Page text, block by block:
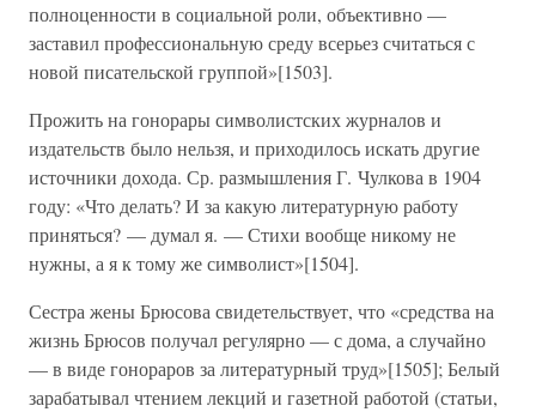
полноценности в социальной роли, объективно —
заставил профессиональную среду всерьез считаться с
новой писательской группой»[1503].
Прожить на гонорары символистских журналов и
издательств было нельзя, и приходилось искать другие
источники дохода. Ср. размышления Г. Чулкова в 1904
году: «Что делать? И за какую литературную работу
приняться? — думал я. — Стихи вообще никому не
нужны, а я к тому же символист»[1504].
Сестра жены Брюсова свидетельствует, что «средства на
жизнь Брюсов получал регулярно — с дома, а случайно
— в виде гонораров за литературный труд»[1505]; Белый
зарабатывал чтением лекций и газетной работой (статьи,